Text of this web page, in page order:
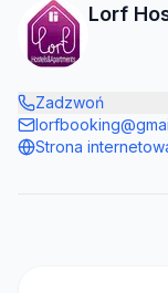
Lorf
Zadzwoń
Strona